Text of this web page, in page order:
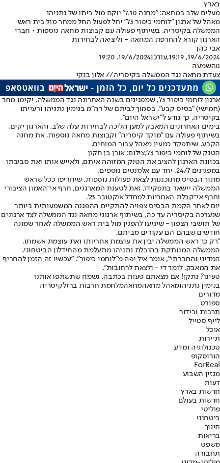
בארץ
מעלים שלב במחאה: "מחנה 7.10" יוקם מול ביתו של נתניהו
מאהל של ארגון "לוחמי כיפור 73'" יחל לפעול החל ממחר מול בית ראש
הממשלה בקיסריה, בשיתוף פעולה עם קבוצות מחאה נוספות • חברי
הארגון קורא להחרפת המחאה - וליציאה לבחירות
אבי כהן
19/6/2024, 19:19
,עודכן19/6/2024, 19:20
0השמעה
צעדת מחאה נגד הממשלה בקיסריה// אלון בנקי
ארגון לוחמי כיפור 73', שמפגינים בשנה האחרונה נגד הממשלה, יקימו מחר
(חמישי) "בסיס קבע", בסמוך לביתם של רה"מ בנימין נתניהו ורעייתו
בקיסריה, כך נודע ל"ישראל היום".
בימים האחרונים המאבק למען הליכה לבחירות עלה שלב, והארגון יקים,
בשיתוף פעולה עם "מוקד קיסריה" וקבוצות מחאה נוספות, את מחנה
הקבע, שיתפקד כמעין מאהל עבור המוחים.
הטנק של לוחמי כיפור 73',צילום: אורן בן חקון
בכוונת הארגון להציב את הטנק המזוהה איתם, ולאייש אותו ואת סביבתו
במפגינים 24/7, יחד עם אלמנטים נוספים.
מתוך הבסיס מתוכננות לצאת פעולות נוספות, שיחריפו ככל שראש
הממשלה יישאר בתפקידו, זאת לטענת המארגנים, חרף אי־האמון הציבורי
וחרף אי־קבלת האחריות למחדל אוקטובר 23'.
יום לאחר הקמת הבסיס צפויה להתקיים ההפגנה המשמעותית ביותר
שנערכה בקיסריה עד כה, בשיתוף ארגוני מחאה נגד הממשלה לצד ארגונים
של תושבי הצפון - שיגיעו להפגין מול בית ראש הממשלה לאחר שמונה
חודשים שבהם הם עקורים מביתם.
"רק כך ראש הממשלה יבין את עוצמת אחריותו ואת עוצמת אשמתו.
הממשלה המנותקת בהובלת נתניהו מתעלמת מהחידלון הביטחוני,
המדיני והחברתי", אומר איל יפה מ"לוחמי כיפור". "עכשיו זה הזמן להחריף
את המאבק, לומר די - ולצאת לרחובות".
טעינו? נתקן! אם מצאתם טעות בכתבה, נשמח שתשתפו אותנו
בנימין נתניהומאהל מחאהמחאהמלחמת חרבות ברזלקיסריה
מדורים
ספורט
תרבות ובידור
לייף סטייל
אוכל
תיירות
טכנולוגיה ומדע
הורוסקופ
ForReal
מגזין השבוע
דעות
חדשות בארץ
חדשות בעולם
פוליטי
ביטחוני
חינוך
בריאות
משפט
תחבורה